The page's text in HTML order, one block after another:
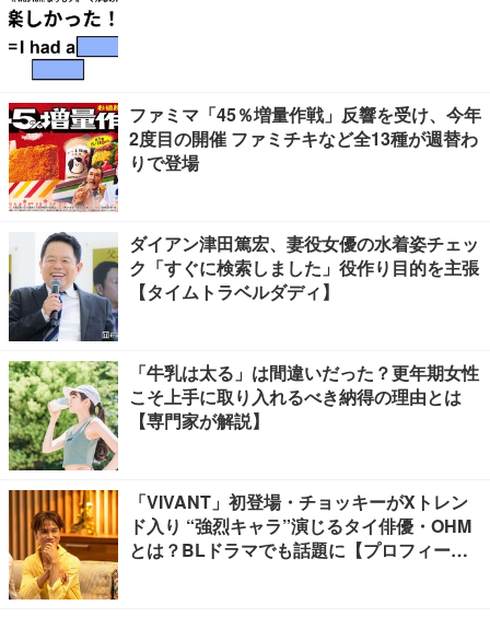
ファミマ「45％増量作戦」反響を受け、今年
2度目の開催 ファミチキなど全13種が週替わ
りで登場
ダイアン津田篤宏、妻役女優の水着姿チェッ
ク「すぐに検索しました」役作り目的を主張
【タイムトラベルダディ】
「牛乳は太る」は間違いだった？更年期女性
こそ上手に取り入れるべき納得の理由とは
【専門家が解説】
「VIVANT」初登場・チョッキーがXトレン
ド入り “強烈キャラ”演じるタイ俳優・OHM
とは？BLドラマでも話題に【プロフィー